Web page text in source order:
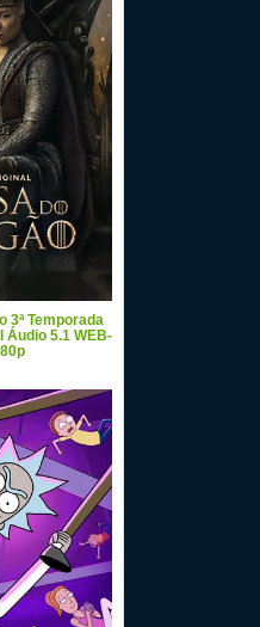
3ª Temporada
Áudio 5.1 WEB-